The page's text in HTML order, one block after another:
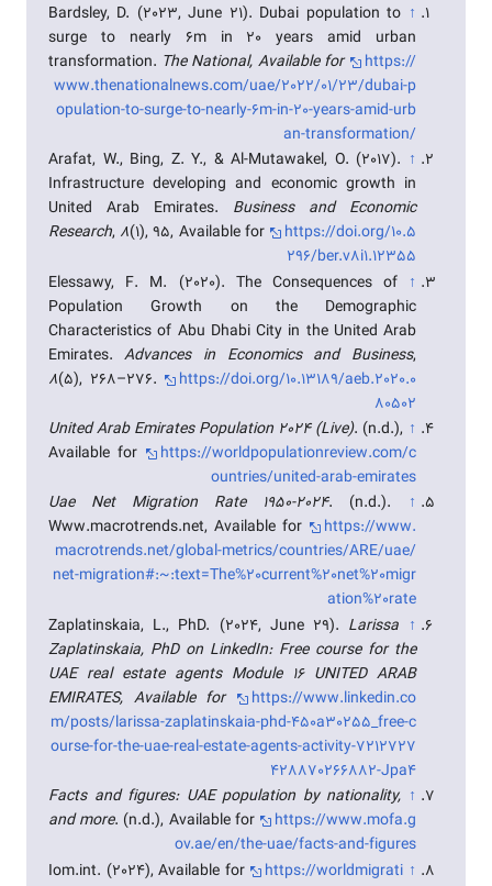
↑
Bardsley, D. (2023, June 21). Dubai population to
surge to nearly 6m in 20 years amid urban
transformation. The National, Available for
https://
www.thenationalnews.com/uae/2022/01/23/dubai-p
opulation-to-surge-to-nearly-6m-in-20-years-amid-urb
an-transformation/
↑
Arafat, W., Bing, Z. Y., & Al-Mutawakel, O. (2017).
Infrastructure developing and economic growth in
United Arab Emirates. Business and Economic
Research, 8(1), 95, Available for
https://doi.org/10.5
296/ber.v8i1.12355
↑
Elessawy, F. M. (2020). The Consequences of
Population Growth on the Demographic
Characteristics of Abu Dhabi City in the United Arab
Emirates. Advances in Economics and Business,
8(5), 268–276.
https://doi.org/10.13189/aeb.2020.0
80502
↑
United Arab Emirates Population 2024 (Live). (n.d.),
Available for
https://worldpopulationreview.com/c
ountries/united-arab-emirates
↑
Uae Net Migration Rate 1950-2024. (n.d.).
Www.macrotrends.net, Available for
https://www.
macrotrends.net/global-metrics/countries/ARE/uae/
net-migration#:~:text=The%20current%20net%20migr
ation%20rate
↑
Zaplatinskaia, L., PhD. (2024, June 29). Larissa
Zaplatinskaia, PhD on LinkedIn: Free course for the
UAE real estate agents Module 16 UNITED ARAB
EMIRATES, Available for
https://www.linkedin.co
m/posts/larissa-zaplatinskaia-phd-450a30255_free-c
ourse-for-the-uae-real-estate-agents-activity-7212727
428870266882-Jpa4
↑
Facts and figures: UAE population by nationality,
and more. (n.d.), Available for
https://www.mofa.g
ov.ae/en/the-uae/facts-and-figures
↑
Iom.int. (2024), Available for
https://worldmigrati